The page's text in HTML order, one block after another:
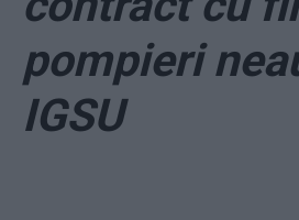
pompieri
IGSU